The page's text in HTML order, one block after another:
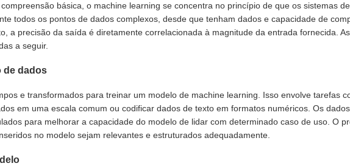
básica, o machine learning se concentra no princípio de que os sistemas
todos os pontos de dados complexos, desde que tenham dados e capacidade de
a precisão da saída é diretamente correlacionada à magnitude da entrada fornecida.
a seguir.
de dados
e transformados para treinar um modelo de machine learning. Isso envolve tarefas
em uma escala comum ou codificar dados de texto em formatos numéricos. Os
para melhorar a capacidade do modelo de lidar com determinado caso de uso. O
no modelo sejam relevantes e estruturados adequadamente.